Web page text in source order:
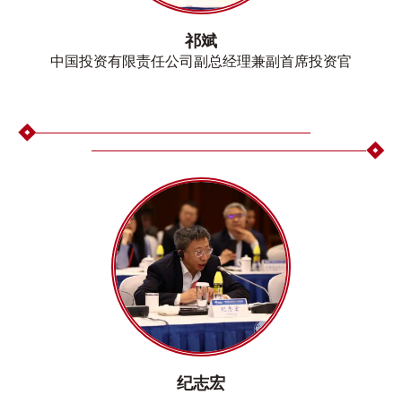
祁斌
中国投资有限责任公司副总经理兼副首席投资官
纪志宏